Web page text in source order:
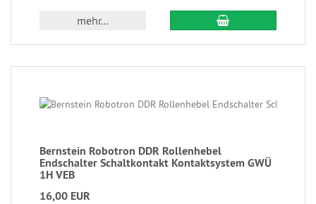
mehr...
Bernstein Robotron DDR Rollenhebel
Endschalter Schaltkontakt Kontaktsystem GWÜ
1H VEB
16,00 EUR